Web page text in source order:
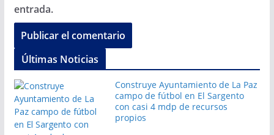
entrada.
Últimas Noticias
Construye Ayuntamiento de La Paz
campo de fútbol en El Sargento
con casi 4 mdp de recursos
propios